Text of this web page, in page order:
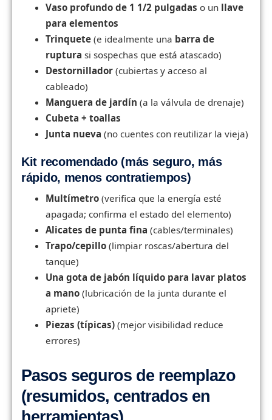
Vaso profundo de 1 1/2 pulgadas o un llave
para elementos
Trinquete (e idealmente una barra de
ruptura si sospechas que está atascado)
Destornillador (cubiertas y acceso al
cableado)
Manguera de jardín (a la válvula de drenaje)
Cubeta + toallas
Junta nueva (no cuentes con reutilizar la vieja)
Kit recomendado (más seguro, más
rápido, menos contratiempos)
Multímetro (verifica que la energía esté
apagada; confirma el estado del elemento)
Alicates de punta fina (cables/terminales)
Trapo/cepillo (limpiar roscas/abertura del
tanque)
Una gota de jabón líquido para lavar platos
a mano (lubricación de la junta durante el
apriete)
Piezas (típicas) (mejor visibilidad reduce
errores)
Pasos seguros de reemplazo
(resumidos, centrados en